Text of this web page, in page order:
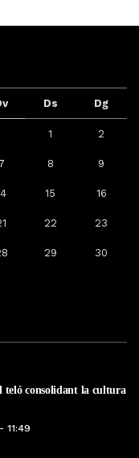
Ds Dg
1 2
7 8 9
15 16
22 23
29 30
teló consolidant la cultura
11:49